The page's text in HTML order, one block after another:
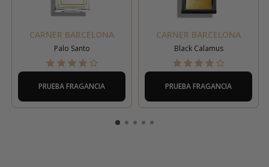
CARNER BARCELONA
Palo Santo
PRUEBA FRAGANCIA
CARNER BARCELONA
Black Calamus
PRUEBA FRAGANCIA